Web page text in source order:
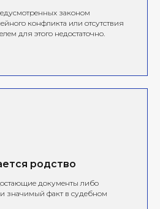
законом
конфликта или отсутствия
для этого недостаточно.
родство
документы либо
значимый факт в судебном